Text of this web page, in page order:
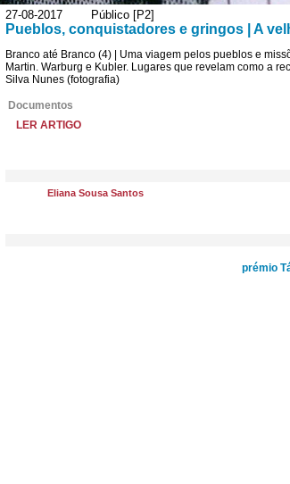
27-08-2017 Público [P2]
Pueblos, conquistadores e gringos | A
Branco até Branco (4) | Uma viagem pelos pueblos e
Martin. Warburg e Kubler. Lugares que revelam como a
Silva Nunes (fotografia)
Documentos
LER ARTIGO
Eliana Sousa Santos
prémio